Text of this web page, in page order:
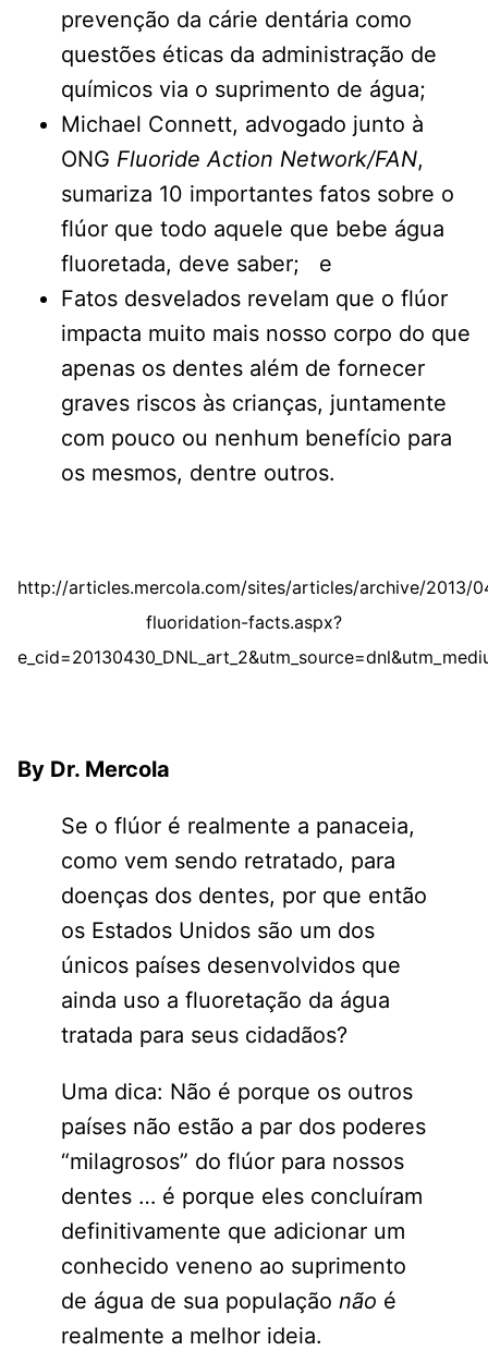
prevenção da cárie dentária como
questões éticas da administração de
químicos via o suprimento de água;
Michael Connett, advogado junto à
ONG Fluoride Action Network/FAN,
sumariza 10 importantes fatos sobre o
flúor que todo aquele que bebe água
fluoretada, deve saber; e
Fatos desvelados revelam que o flúor
impacta muito mais nosso corpo do que
apenas os dentes além de fornecer
graves riscos às crianças, juntamente
com pouco ou nenhum benefício para
os mesmos, dentre outros.
http://articles.mercola.com/sites/articles/archive/2013/
fluoridation-facts.aspx?
By Dr. Mercola
Se o flúor é realmente a panaceia,
como vem sendo retratado, para
doenças dos dentes, por que então
os Estados Unidos são um dos
únicos países desenvolvidos que
ainda uso a fluoretação da água
tratada para seus cidadãos?
Uma dica: Não é porque os outros
países não estão a par dos poderes
“milagrosos” do flúor para nossos
dentes … é porque eles concluíram
definitivamente que adicionar um
conhecido veneno ao suprimento
de água de sua população não é
realmente a melhor ideia.